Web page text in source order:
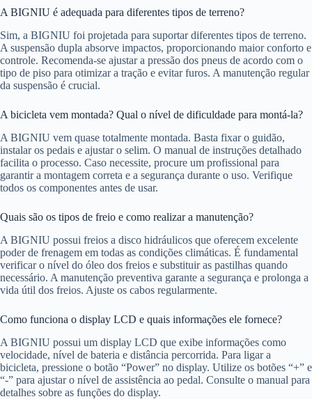
A BIGNIU é adequada para diferentes tipos de terreno?
Sim, a BIGNIU foi projetada para suportar diferentes tipos de terreno.
A suspensão dupla absorve impactos, proporcionando maior conforto e
controle. Recomenda-se ajustar a pressão dos pneus de acordo com o
tipo de piso para otimizar a tração e evitar furos. A manutenção regular
da suspensão é crucial.
A bicicleta vem montada? Qual o nível de dificuldade para montá-la?
A BIGNIU vem quase totalmente montada. Basta fixar o guidão,
instalar os pedais e ajustar o selim. O manual de instruções detalhado
facilita o processo. Caso necessite, procure um profissional para
garantir a montagem correta e a segurança durante o uso. Verifique
todos os componentes antes de usar.
Quais são os tipos de freio e como realizar a manutenção?
A BIGNIU possui freios a disco hidráulicos que oferecem excelente
poder de frenagem em todas as condições climáticas. É fundamental
verificar o nível do óleo dos freios e substituir as pastilhas quando
necessário. A manutenção preventiva garante a segurança e prolonga a
vida útil dos freios. Ajuste os cabos regularmente.
Como funciona o display LCD e quais informações ele fornece?
A BIGNIU possui um display LCD que exibe informações como
velocidade, nível de bateria e distância percorrida. Para ligar a
bicicleta, pressione o botão “Power” no display. Utilize os botões “+” e
“-” para ajustar o nível de assistência ao pedal. Consulte o manual para
detalhes sobre as funções do display.